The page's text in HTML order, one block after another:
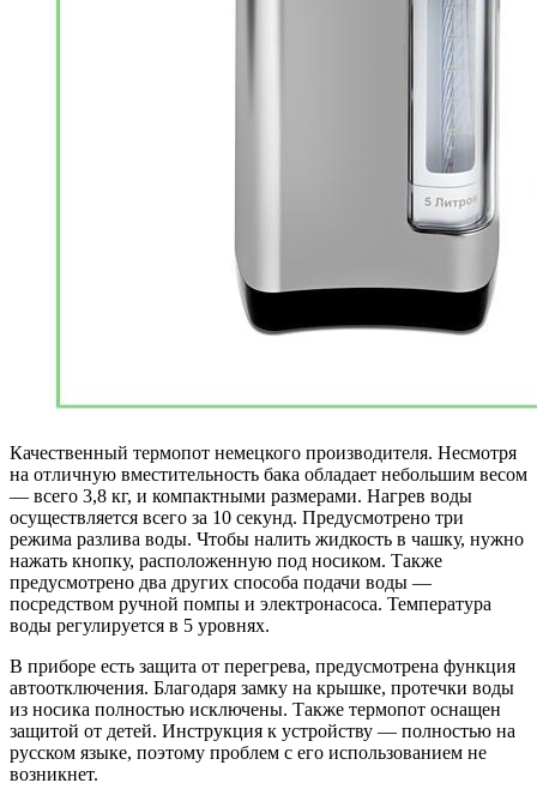
Качественный термопот немецкого производителя. Несмотря
на отличную вместительность бака обладает небольшим весом
— всего 3,8 кг, и компактными размерами. Нагрев воды
осуществляется всего за 10 секунд. Предусмотрено три
режима разлива воды. Чтобы налить жидкость в чашку, нужно
нажать кнопку, расположенную под носиком. Также
предусмотрено два других способа подачи воды —
посредством ручной помпы и электронасоса. Температура
воды регулируется в 5 уровнях.
В приборе есть защита от перегрева, предусмотрена функция
автоотключения. Благодаря замку на крышке, протечки воды
из носика полностью исключены. Также термопот оснащен
защитой от детей. Инструкция к устройству — полностью на
русском языке, поэтому проблем с его использованием не
возникнет.